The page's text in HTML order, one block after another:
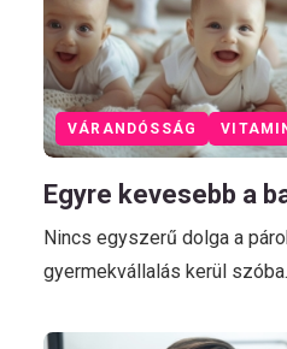
VÁRANDÓSSÁG
Egyre kevesebb a
Nincs egyszerű dolga a
gyermekvállalás kerül